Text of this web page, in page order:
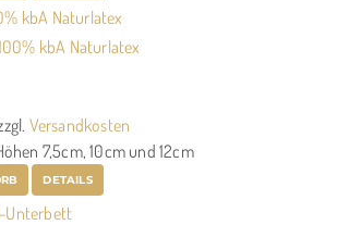
kbA Naturlatex
Versandkosten
7,5cm, 10cm und 12cm
DETAILS
Unterbett